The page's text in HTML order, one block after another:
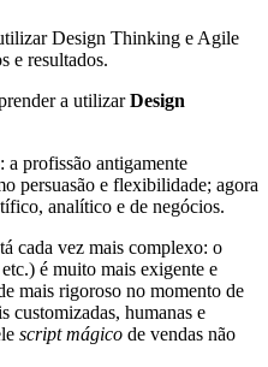
Design Thinking e Agile
e resultados.
a utilizarDesign
profissão antigamente
persuasão e flexibilidade; agora
analítico e de negócios.
cada vez mais complexo: o
é muito mais exigente e
mais rigoroso no momento de
customizadas, humanas e
script mágico de vendas não